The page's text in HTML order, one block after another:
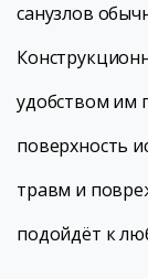
санузлов
удобством им
поверхность
травм и
подойдёт к